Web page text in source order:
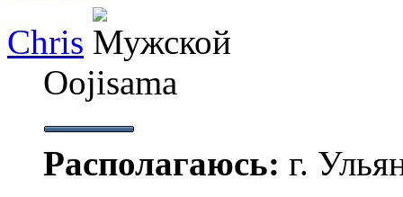
Chris
Oojisama
Располагаюсь: г.